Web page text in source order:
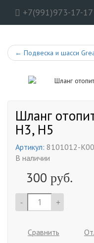
+7(991)973-17-17
← Подвеска и шасси
Шланг
H3, H5
Артикул: 8101012-K00
В наличии
300 руб.
- +
Сравнить